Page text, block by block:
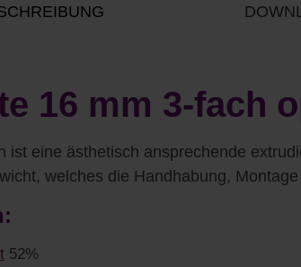
16 mm 3-fach
ist eine ästhetisch ansprechende
welches die Handhabung,
52%